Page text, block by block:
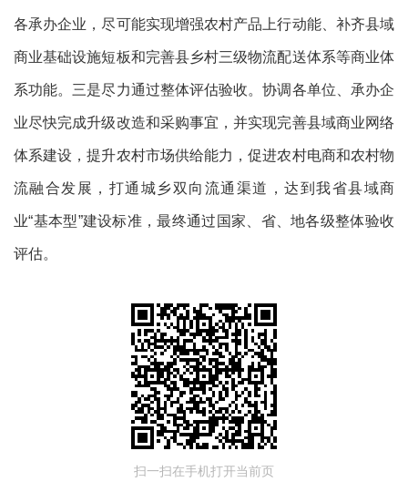
各承办企业，尽可能实现增强农村产品上行动能、补齐县域
商业基础设施短板和完善县乡村三级物流配送体系等商业体
系功能。三是尽力通过整体评估验收。协调各单位、承办企
业尽快完成升级改造和采购事宜，并实现完善县域商业网络
体系建设，提升农村市场供给能力，促进农村电商和农村物
流融合发展，打通城乡双向流通渠道，达到我省县域商
业“基本型”建设标准，最终通过国家、省、地各级整体验收
评估。
扫一扫在手机打开当前页